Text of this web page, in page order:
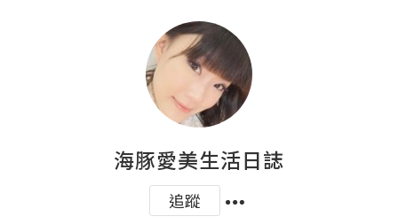
海豚愛美生活日誌
追蹤